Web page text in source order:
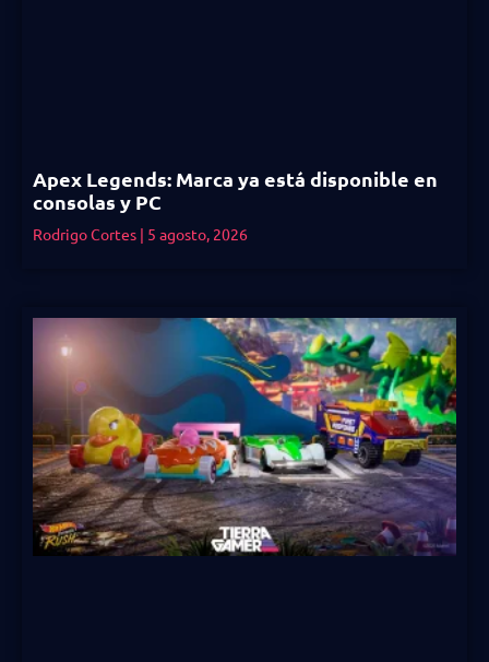
Apex Legends: Marca ya está disponible en
consolas y PC
Rodrigo Cortes 5 agosto, 2026